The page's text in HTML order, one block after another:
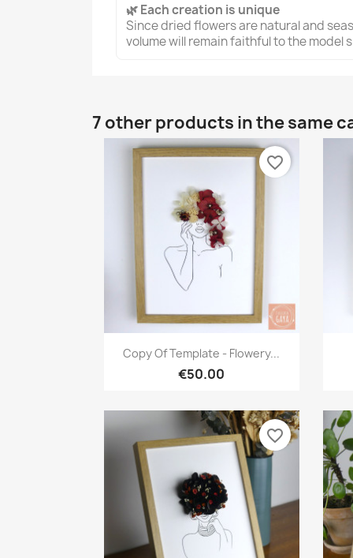
🌿 Each creation is unique
Since dried flowers are natural and
volume will remain faithful to the model
7 other products in the same
Quick view
Copy Of Template - Flowery...
€50.00
favorite_border
favorite_border